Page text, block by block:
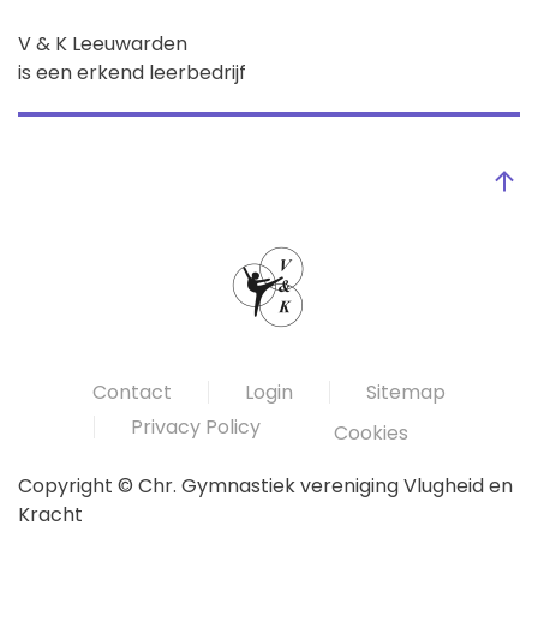
V & K Leeuwarden
is een erkend leerbedrijf
Contact Login
Sitemap
Privacy Policy
Cookies
Copyright © Chr. Gymnastiek vereniging Vlugheid en
Kracht